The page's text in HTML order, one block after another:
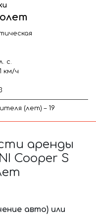
с.
км/ч
(лет) – 19
аренды
Cooper S
авто) или